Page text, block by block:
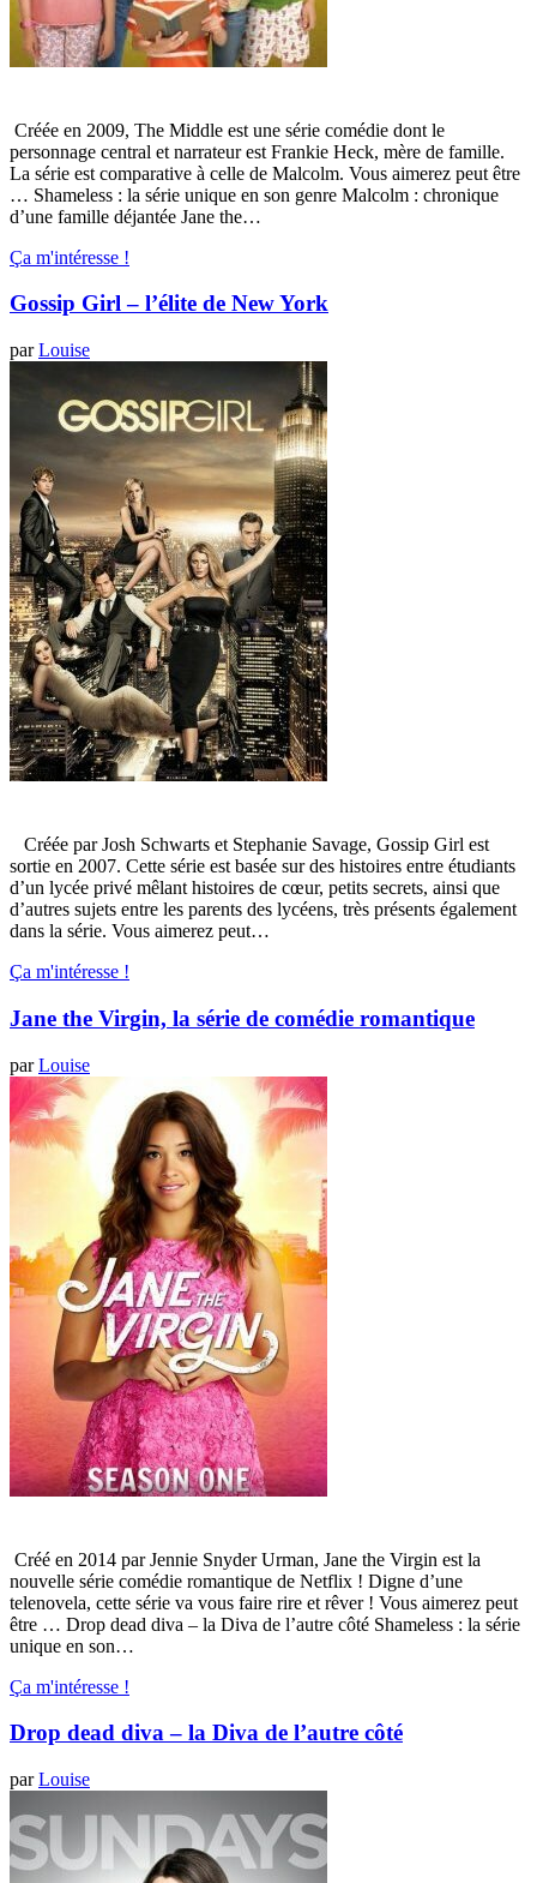
Créée en 2009, The Middle est une série comédie dont le
personnage central et narrateur est Frankie Heck, mère de famille.
La série est comparative à celle de Malcolm. Vous aimerez peut être
… Shameless : la série unique en son genre Malcolm : chronique
d’une famille déjantée Jane the…
Ça m'intéresse !
Gossip Girl – l’élite de New York
parLouise
Créée par Josh Schwarts et Stephanie Savage, Gossip Girl est
sortie en 2007. Cette série est basée sur des histoires entre étudiants
d’un lycée privé mêlant histoires de cœur, petits secrets, ainsi que
d’autres sujets entre les parents des lycéens, très présents également
dans la série. Vous aimerez peut…
Ça m'intéresse !
Jane the Virgin, la série de comédie romantique
parLouise
Créé en 2014 par Jennie Snyder Urman, Jane the Virgin est la
nouvelle série comédie romantique de Netflix ! Digne d’une
telenovela, cette série va vous faire rire et rêver ! Vous aimerez peut
être … Drop dead diva – la Diva de l’autre côté Shameless : la série
unique en son…
Ça m'intéresse !
Drop dead diva – la Diva de l’autre côté
parLouise